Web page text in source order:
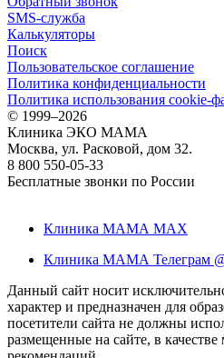
SMS-служба
Калькуляторы
Поиск
Пользовательское соглашение
Политика конфиденциальности
Политика использования cookie-
© 1999–2026
Клиника ЭКО МАМА
Москва, ул. Расковой, дом 32.
8 800 550-05-33
Бесплатные звонки по России
Клиника МАМА MAX
Клиника МАМА Телеграм
Данный сайт носит
характер и предназначен для
посетители сайта не должны
размещенные на сайте, в